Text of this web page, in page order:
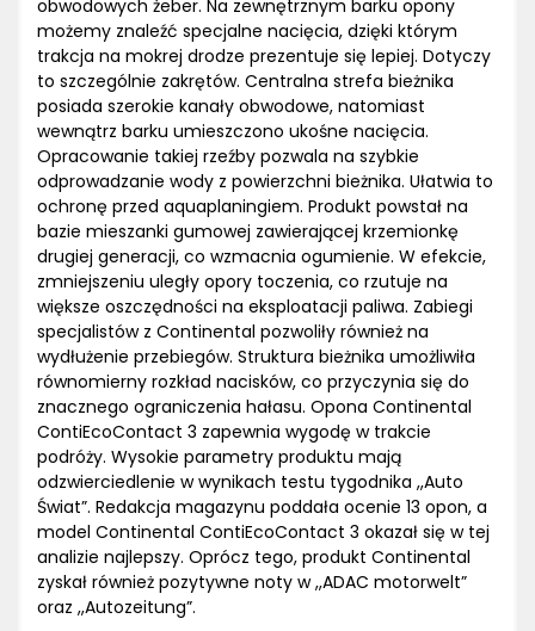
obwodowych żeber. Na zewnętrznym barku opony
możemy znaleźć specjalne nacięcia, dzięki którym
trakcja na mokrej drodze prezentuje się lepiej. Dotyczy
to szczególnie zakrętów. Centralna strefa bieżnika
posiada szerokie kanały obwodowe, natomiast
wewnątrz barku umieszczono ukośne nacięcia.
Opracowanie takiej rzeźby pozwala na szybkie
odprowadzanie wody z powierzchni bieżnika. Ułatwia to
ochronę przed aquaplaningiem. Produkt powstał na
bazie mieszanki gumowej zawierającej krzemionkę
drugiej generacji, co wzmacnia ogumienie. W efekcie,
zmniejszeniu uległy opory toczenia, co rzutuje na
większe oszczędności na eksploatacji paliwa. Zabiegi
specjalistów z Continental pozwoliły również na
wydłużenie przebiegów. Struktura bieżnika umożliwiła
równomierny rozkład nacisków, co przyczynia się do
znacznego ograniczenia hałasu. Opona Continental
ContiEcoContact 3 zapewnia wygodę w trakcie
podróży. Wysokie parametry produktu mają
odzwierciedlenie w wynikach testu tygodnika ,,Auto
Świat”. Redakcja magazynu poddała ocenie 13 opon, a
model Continental ContiEcoContact 3 okazał się w tej
analizie najlepszy. Oprócz tego, produkt Continental
zyskał również pozytywne noty w ,,ADAC motorwelt”
oraz ,,Autozeitung”.